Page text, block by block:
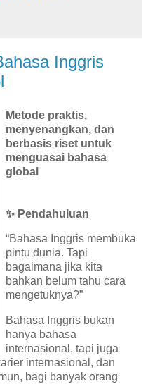
Inggris
Metode praktis,
menyenangkan, dan
berbasis riset untuk
menguasai bahasa
global
✨ Pendahuluan
“Bahasa Inggris membuka
pintu dunia. Tapi
bagaimana jika kita
bahkan belum tahu cara
mengetuknya?”
Bahasa Inggris bukan
hanya bahasa
internasional, tapi juga
internasional, dan
bagi banyak orang